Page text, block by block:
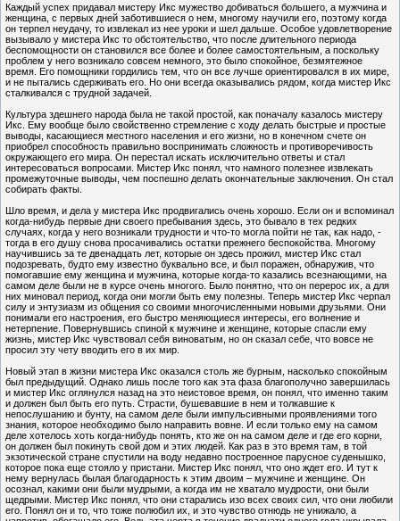
Каждый успех придавал мистеру Икс мужество добиваться большего, а мужчина и
женщина, с первых дней заботившиеся о нем, многому научили его, поэтому когда
он терпел неудачу, то извлекал из нее уроки и шел дальше. Особое удовлетворение
вызывало у мистера Икс то обстоятельство, что после длительного периода
беспомощности он становился все более и более самостоятельным, а поскольку
проблем у него возникало совсем немного, это было спокойное, безмятежное
время. Его помощники гордились тем, что он все лучше ориентировался в их мире,
и не пытались сдерживать его. Но они всегда оказывались рядом, когда мистер Икс
сталкивался с трудной задачей.
Культура здешнего народа была не такой простой, как поначалу казалось мистеру
Икс. Ему вообще было свойственно стремление с ходу делать быстрые и простые
выводы, касающиеся местного населения и его жизни, но в конечном счете он
приобрел способность правильно воспринимать сложность и противоречивость
окружающего его мира. Он перестал искать исключительно ответы и стал
интересоваться вопросами. Мистер Икс понял, что намного полезнее извлекать
промежуточные выводы, чем поспешно делать окончательные заключения. Он стал
собирать факты.
Шло время, и дела у мистера Икс продвигались очень хорошо. Если он и вспоминал
когда-нибудь первые дни своего пребывания здесь, это бывало в тех редких
случаях, когда у него возникали трудности и что-то могла пойти не так, как надо, -
тогда в его душу снова просачивались остатки прежнего беспокойства. Многому
научившись за те двенадцать лет, которые он здесь прожил, мистер Икс стал
подозревать, будто ему известно буквально все, и был поражен, обнаружив, что
помогавшие ему женщина и мужчина, которые когда-то казались всезнающими, на
самом деле были не в курсе очень многого. Было понятно, что он перерос их, а для
них миновал период, когда они могли быть ему полезны. Теперь мистер Икс черпал
силу и энтузиазм из общения со своими многочисленными новыми друзьями. Они
понимали его настроения, его быстро меняющиеся интересы, его волнение и
нетерпение. Повернувшись спиной к мужчине и женщине, которые спасли ему
жизнь, мистер Икс чувствовал себя виноватым, но он сказал себе, что вовсе не
просил эту чету вводить его в их мир.
Новый этап в жизни мистера Икс оказался столь же бурным, насколько спокойным
был предыдущий. Однако лишь после того как эта фаза благополучно завершилась
и мистер Икс оглянулся назад на это неистовое время, он понял, что именно таким
и должен был быть его путь. Страсти, бушевавшие в нем и толкавшие к
непослушанию и бунту, на самом деле были импульсивными проявлениями того
знания, которое необходимо было направить вовне. И если только ему на самом
деле хотелось хоть когда-нибудь понять, кто же он на самом деле и где его корни,
он должен был покинуть свой дом и этих людей. Как раз в это время там, в той
экзотической стране спустили на воду недавно построенное парусное суденышко,
которое пока еще стояло у пристани. Мистер Икс понял, что оно ждет его. И тут к
нему вернулась былая благодарность к этим двоим – мужчине и женщине. Он
осознал, какими они были мудрыми, а когда им не хватало мудрости, они были
щедрыми. Мистер Икс понял, что они старались изо всех своих сил, что они любили
его. Понял он и то, что тоже полюбил их, и это чувство отнюдь не унижало, а